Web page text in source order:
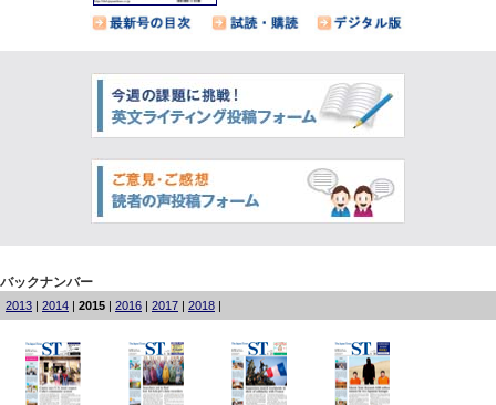
バックナンバー
2013 | 2014 | 2015 | 2016 | 2017 | 2018 |